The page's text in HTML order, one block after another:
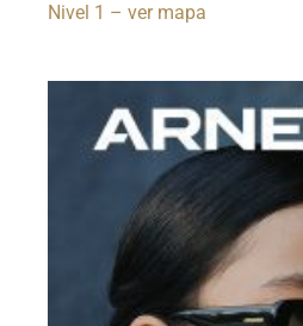
Nivel 1 – ver mapa